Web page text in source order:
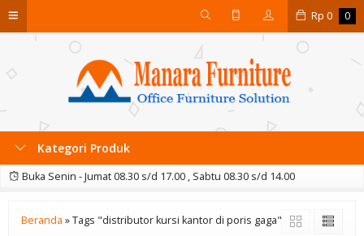
Rp 0 0
Kategori Produk
Buka Senin - Jumat 08.30 s/d 17.00 , Sabtu 08.30 s/d 14.00
Beranda »Tags "distributor kursi kantor di poris gaga"